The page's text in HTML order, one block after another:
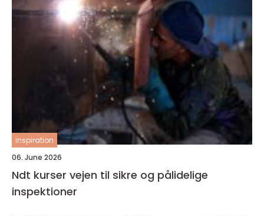
inspiration
06. June 2026
Ndt kurser vejen til sikre og pålidelige
inspektioner